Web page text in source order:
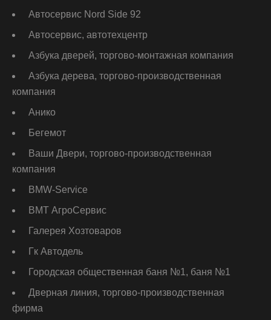
Автосервис Nord Side 92
Автосервис, автотехцентр
Азбука дверей, торгово-монтажная компания
Азбука дерева, торгово-производственная
компания
Анико
Бегемот
Ваши Двери, торгово-производственная
компания
ВМW-Service
ВМТ АгроСервис
Галерея Хозтоваров
Гк Автодель
Городская общественная баня №1, баня №1
Дверная линия, торгово-производственная
фирма